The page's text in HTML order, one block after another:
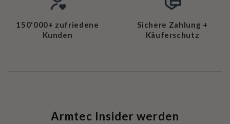
150'000+ zufriedene
Kunden
Sichere Zahlung +
Käuferschutz
Armtec Insider werden